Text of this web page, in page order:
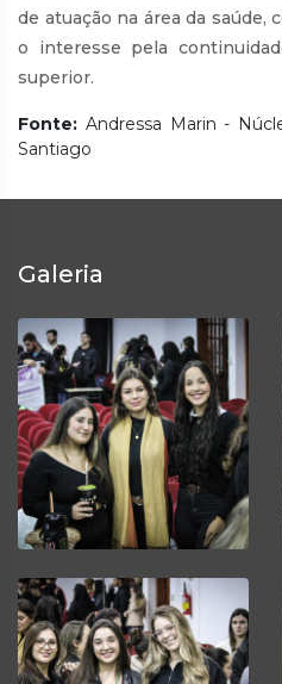
de atuação na área da
o interesse pela
superior.
Fonte: Andressa Marin -
Santiago
Galeria